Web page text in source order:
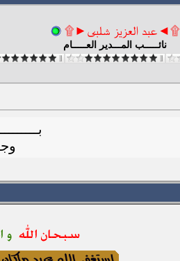
۩◄عبد العزيز شلبى►۩
نائـــــب المـــدير العـــــام